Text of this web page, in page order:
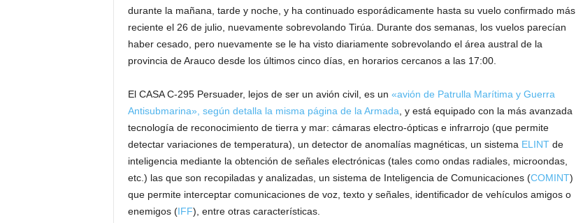
durante la mañana, tarde y noche, y ha continuado esporádicamente hasta su vuelo confirmado más
reciente el 26 de julio, nuevamente sobrevolando Tirúa. Durante dos semanas, los vuelos parecían
haber cesado, pero nuevamente se le ha visto diariamente sobrevolando el área austral de la
provincia de Arauco desde los últimos cinco días, en horarios cercanos a las 17:00.
El CASA C-295 Persuader, lejos de ser un avión civil, es un «avión de Patrulla Marítima y Guerra
Antisubmarina», según detalla la misma página de la Armada , y está equipado con la más avanzada
tecnología de reconocimiento de tierra y mar: cámaras electro-ópticas e infrarrojo (que permite
detectar variaciones de temperatura), un detector de anomalías magnéticas, un sistema ELINTde
inteligencia mediante la obtención de señales electrónicas (tales como ondas radiales, microondas,
etc.) las que son recopiladas y analizadas, un sistema de Inteligencia de Comunicaciones (COMINT)
que permite interceptar comunicaciones de voz, texto y señales, identificador de vehículos amigos o
enemigos (IFF), entre otras características.